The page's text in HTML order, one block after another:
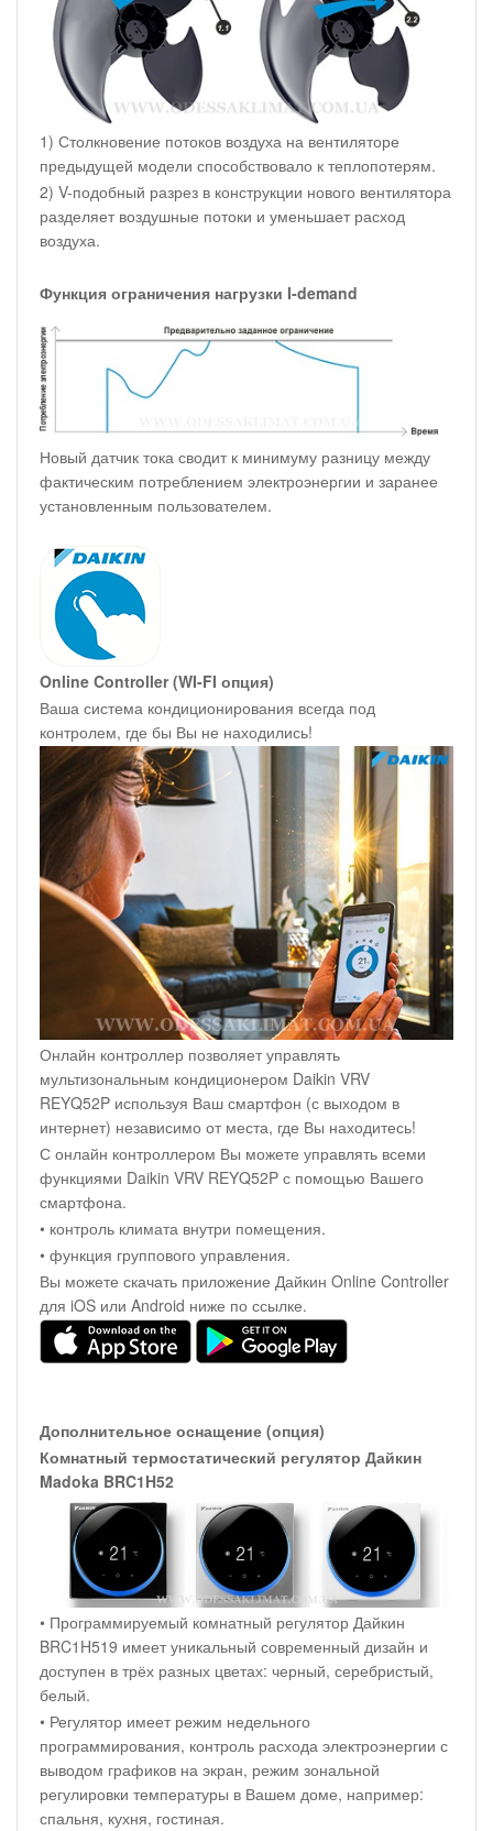
1) Столкновение потоков воздуха на вентиляторе
предыдущей модели способствовало к теплопотерям.
2) V-подобный разрез в конструкции нового вентилятора
разделяет воздушные потоки и уменьшает расход
воздуха.
Функция ограничения нагрузки I-demand
Новый датчик тока сводит к минимуму разницу между
фактическим потреблением электроэнергии и заранее
установленным пользователем.
Online Controller (WI-FI опция)
Ваша система кондиционирования всегда под
контролем, где бы Вы не находились!
Онлайн контроллер позволяет управлять
мультизональным кондиционером Daikin VRV
REYQ52P используя Ваш смартфон (с выходом в
интернет) независимо от места, где Вы находитесь!
С онлайн контроллером Вы можете управлять всеми
функциями Daikin VRV REYQ52P с помощью Вашего
смартфона.
• контроль климата внутри помещения.
• функция группового управления.
Вы можете скачать приложение Дайкин Online Controller
для iOS или Android ниже по ссылке.
Дополнительное оснащение (опция)
Комнатный термостатический регулятор Дайкин
Madoka BRC1H52
• Программируемый комнатный регулятор Дайкин
BRC1H519 имеет уникальный современный дизайн и
доступен в трёх разных цветах: черный, серебристый,
белый.
• Регулятор имеет режим недельного
программирования, контроль расхода электроэнергии с
выводом графиков на экран, режим зональной
регулировки температуры в Вашем доме, например:
спальня, кухня, гостиная.